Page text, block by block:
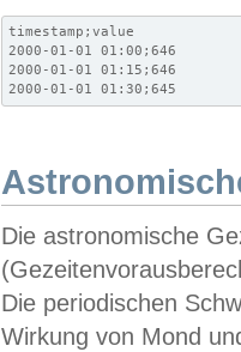
timestamp;value
2000-01-01 01:00;646
2000-01-01 01:15;646
2000-01-01 01:30;645
Die astronomische
Die periodischen
Wirkung von Mond